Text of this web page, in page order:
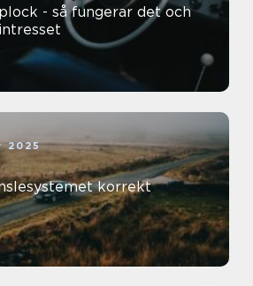
- så fungerar det och
2025
korrekt